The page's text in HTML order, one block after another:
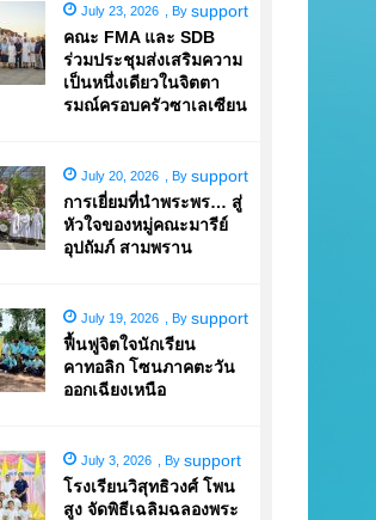
July 23, 2026 By support
คณะ FMA และ SDB
ร่วมประชุมส่งเสริมความ
เป็นหนึ่งเดียวในจิตตา
รมณ์ครอบครัวซาเลเซียน
July 20, 2026 By support
การเยี่ยมที่นำพระพร… สู่
หัวใจของหมู่คณะมารีย์
อุปถัมภ์ สามพราน
July 19, 2026 By support
ฟื้นฟูจิตใจนักเรียน
คาทอลิก โซนภาคตะวัน
ออกเฉียงเหนือ
July 3, 2026 By support
โรงเรียนวิสุทธิวงศ์ โพน
สูง จัดพิธีเฉลิมฉลองพระ